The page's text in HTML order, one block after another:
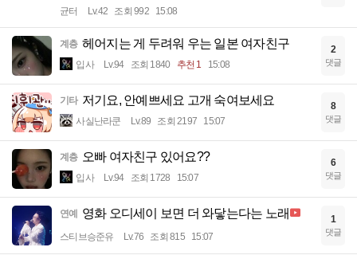
균터 Lv.42 조회 992 15:08
계층 헤어지는 게 두려워 우는 일본 여자친구
입사 Lv.94 조회 1840 추천 1 15:08
2
댓글
기타 저기요, 안예쁘세요 고개 숙여보세요
사실난라쿤 Lv.89 조회 2197 15:07
8
댓글
계층 오빠 여자친구 있어요??
입사 Lv.94 조회 1728 15:07
6
댓글
연예 영화 오디세이 보면 더 와닿는다는 노래
스티브승준유 Lv.76 조회 815 15:07
1
댓글